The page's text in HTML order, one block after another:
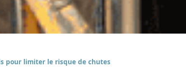
pour limiter le risque de chutes